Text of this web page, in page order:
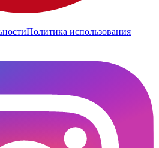
Политика использования